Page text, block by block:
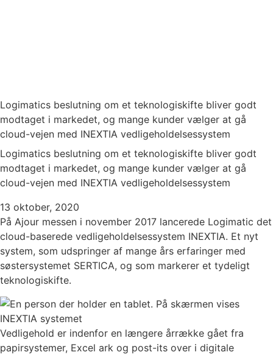
Logimatics beslutning om et teknologiskifte bliver godt
modtaget i markedet, og mange kunder vælger at gå
cloud-vejen med INEXTIA vedligeholdelsessystem
Logimatics beslutning om et teknologiskifte bliver godt
modtaget i markedet, og mange kunder vælger at gå
cloud-vejen med INEXTIA vedligeholdelsessystem
13 oktober, 2020
På Ajour messen i november 2017 lancerede Logimatic det
cloud-baserede vedligeholdelsessystem INEXTIA. Et nyt
system, som udspringer af mange års erfaringer med
søstersystemet SERTICA, og som markerer et tydeligt
teknologiskifte.
Vedligehold er indenfor en længere årrække gået fra
papirsystemer, Excel ark og post-its over i digitale